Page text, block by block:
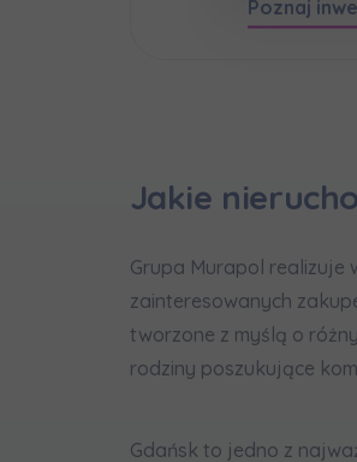
Poznaj
Jakie
Grupa Murapol realizuje
zainteresowanych
tworzone z myślą o
rodziny poszukujące
Gdańsk to jedno z